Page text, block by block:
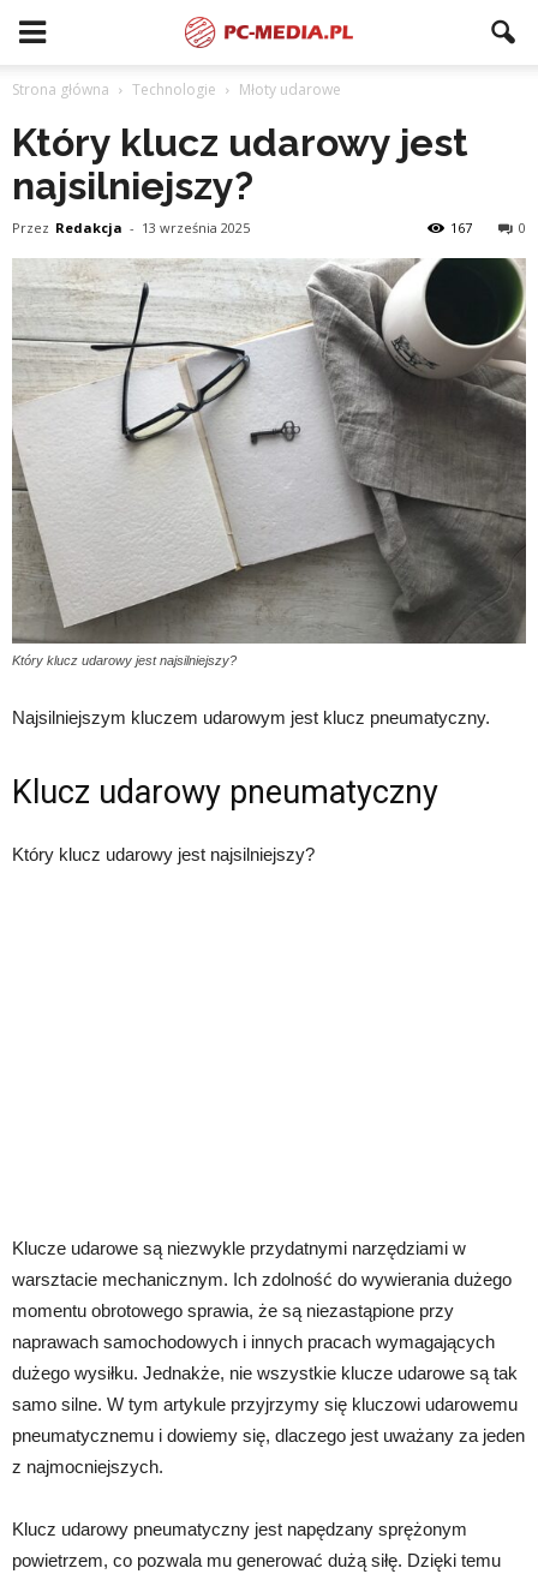
Strona główna Technologie Młoty udarowe
Który klucz udarowy jest
najsilniejszy?
Przez Redakcja - 13 września 2025 0
167
Który klucz udarowy jest najsilniejszy?
Najsilniejszym kluczem udarowym jest klucz pneumatyczny.
Klucz udarowy pneumatyczny
Który klucz udarowy jest najsilniejszy?
Klucze udarowe są niezwykle przydatnymi narzędziami w
warsztacie mechanicznym. Ich zdolność do wywierania dużego
momentu obrotowego sprawia, że są niezastąpione przy
naprawach samochodowych i innych pracach wymagających
dużego wysiłku. Jednakże, nie wszystkie klucze udarowe są tak
samo silne. W tym artykule przyjrzymy się kluczowi udarowemu
pneumatycznemu i dowiemy się, dlaczego jest uważany za jeden
z najmocniejszych.
Klucz udarowy pneumatyczny jest napędzany sprężonym
powietrzem, co pozwala mu generować dużą siłę. Dzięki temu